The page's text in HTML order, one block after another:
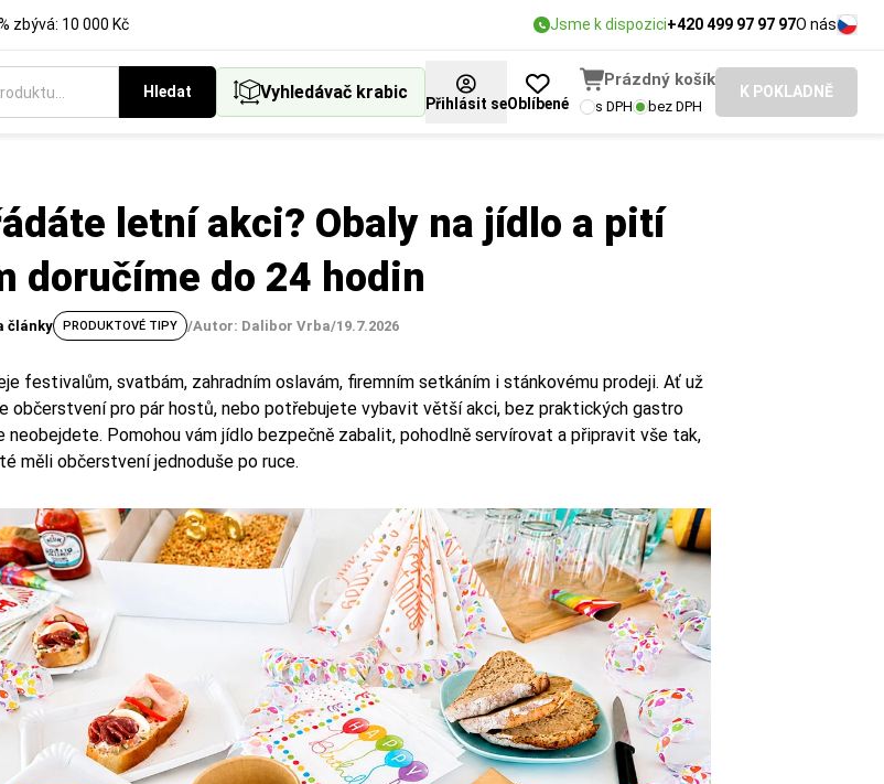
zbývá: 10 000 Kč Jsme k dispozici+420 499 97 97 97O nás
Hledat Vyhledávač krabic
Přihlásit seOblíbené
Prázdný košík
s DPH bez DPH
K POKLADNĚ
letní akci? Obaly na jídlo a pití
doručíme do 24 hodin
články PRODUKTOVÉ TIPY /Autor: Dalibor Vrba/19.7.2026
festivalům, svatbám, zahradním oslavám, firemním setkáním i stánkovému prodeji. Ať už
občerstvení pro pár hostů, nebo potřebujete vybavit větší akci, bez praktických gastro
neobejdete. Pomohou vám jídlo bezpečně zabalit, pohodlně servírovat a připravit vše tak,
měli občerstvení jednoduše po ruce.